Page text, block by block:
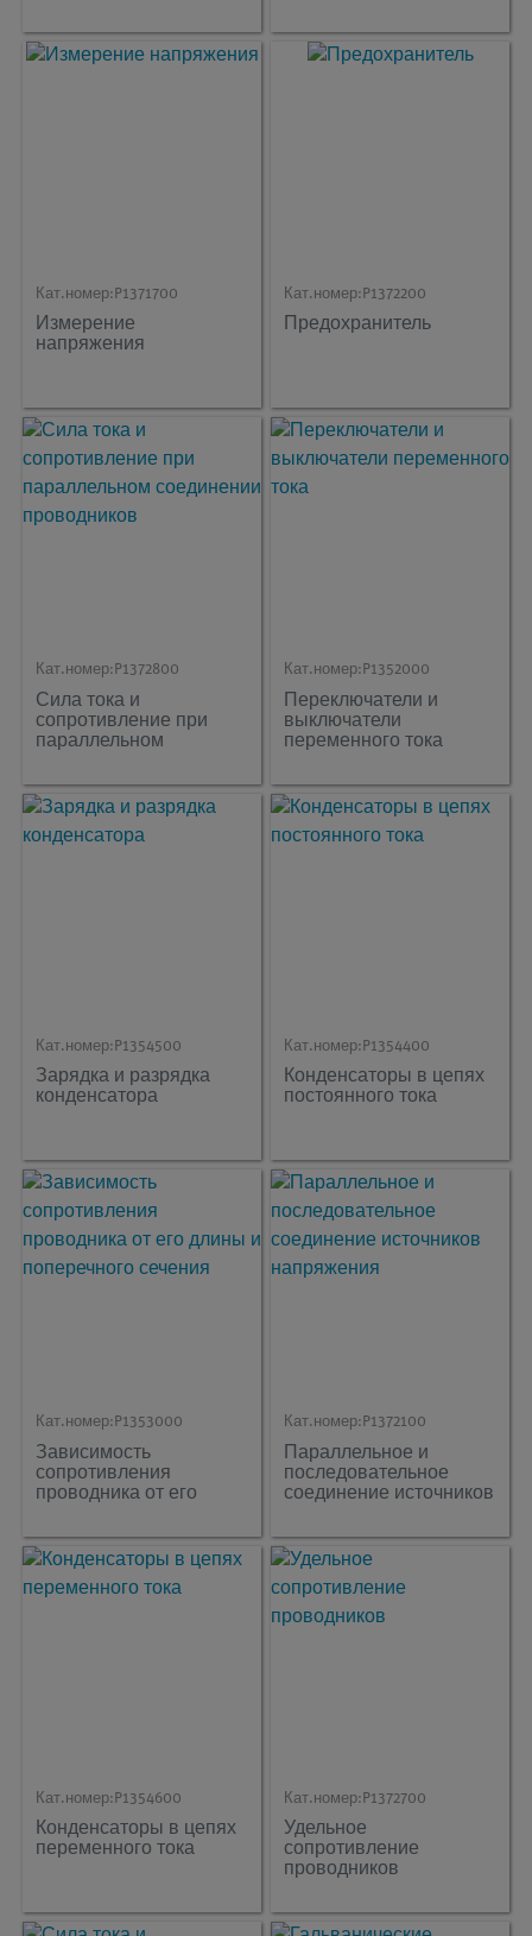
Кат.номер: P1371700
Измерение
напряжения
Кат.номер: P1372200
Предохранитель
Кат.номер: P1372800
Сила тока и
сопротивление при
параллельном
проводников
Кат.номер: P1352000
Переключатели и
выключатели
переменного тока
Кат.номер: P1354500
Зарядка и разрядка
конденсатора
Кат.номер: P1354400
Конденсаторы в цепях
постоянного тока
Кат.номер: P1353000
Зависимость
сопротивления
проводника от его
сечения
Кат.номер: P1372100
Параллельное и
последовательное
соединение источников
Кат.номер: P1354600
Конденсаторы в цепях
переменного тока
Кат.номер: P1372700
Удельное
сопротивление
проводников